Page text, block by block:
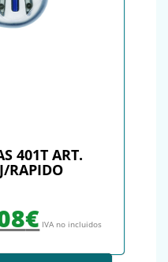
401T ART.
RAPIDO
€ IVA no incluidos